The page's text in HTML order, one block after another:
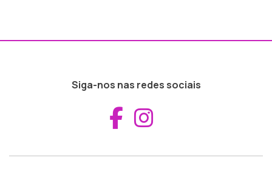
Siga-nos nas redes sociais
Aceder ao